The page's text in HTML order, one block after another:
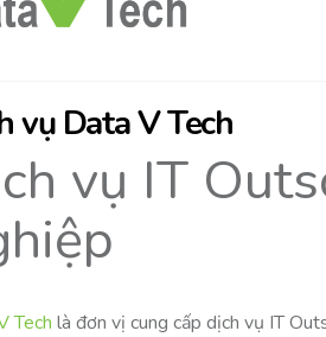
vụ Data V Tech
vụ IT
Tech là đơn vị cung cấp dịch vụ IT